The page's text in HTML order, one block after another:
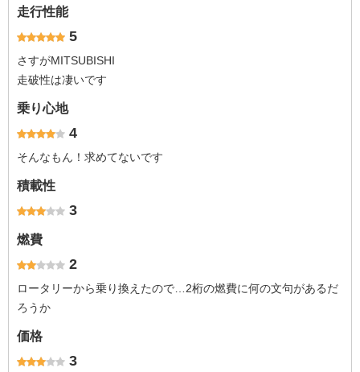
走行性能
5
さすがMITSUBISHI
走破性は凄いです
乗り心地
4
そんなもん！求めてないです
積載性
3
燃費
2
ロータリーから乗り換えたので…2桁の燃費に何の文句があるだ
ろうか
価格
3